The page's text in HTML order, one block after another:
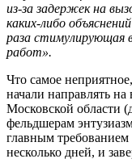
из-за задержек на
каких-либо
раза стимулирующая
работ».
Что самое
начали направлять
Московской области
фельдшерам
главным требованием
несколько дней, и